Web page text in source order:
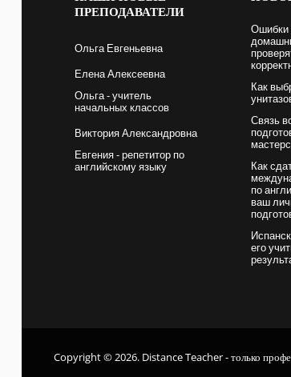
ПРЕПОДАВАТЕЛИ
Ольга Евгеньевна
Елена Алексеевна
Ольга - учитель
начальных классов
Виктория Александровна
Евгения - репетитор по
английскому языку
Ошибки
Как
Связь
Как
по
ваш
его
Copyright © 2026. Distance Teacher - только